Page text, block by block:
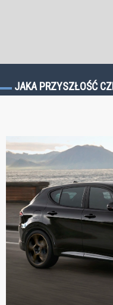
JAKA PRZYSZŁOŚĆ